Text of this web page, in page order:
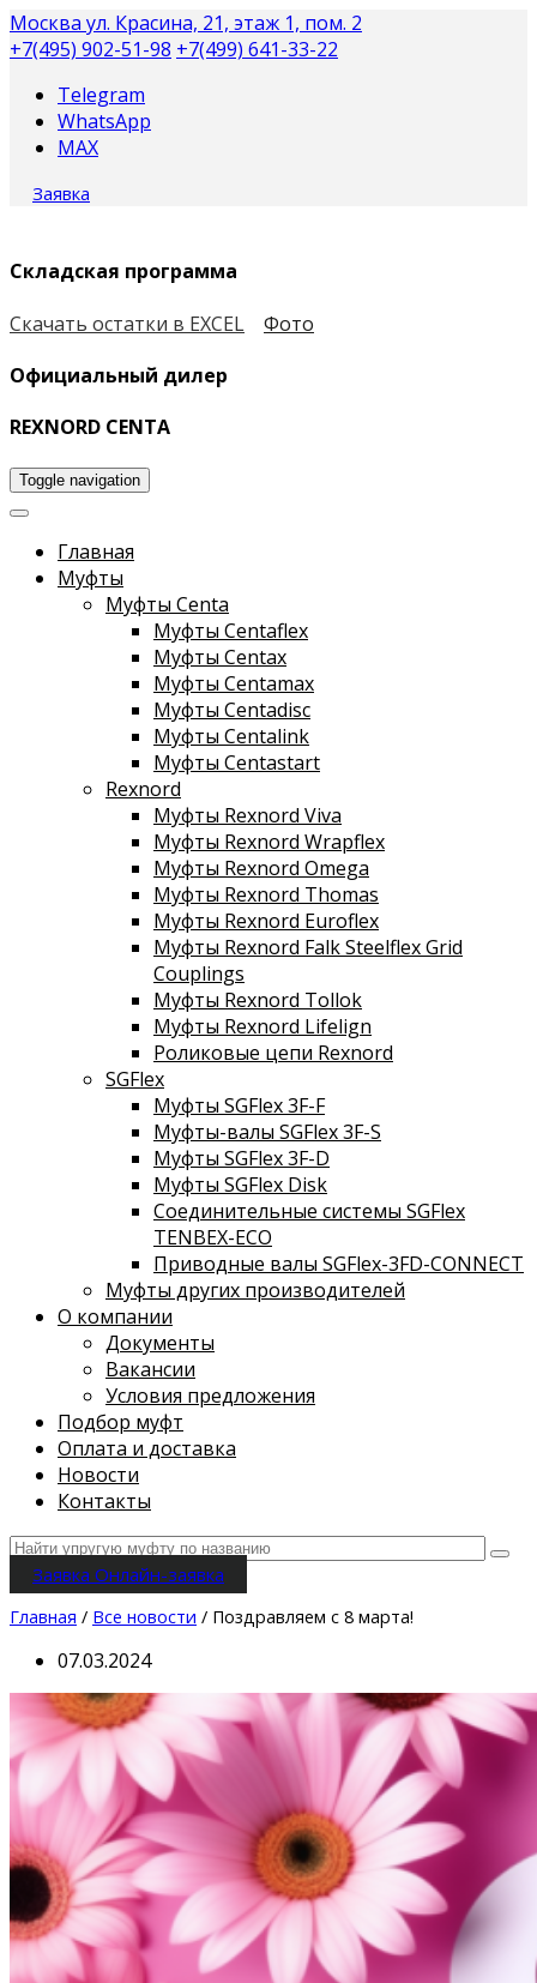
Москва ул. Красина, 21, этаж 1, пом. 2
+7(495) 902-51-98 +7(499) 641-33-22
Telegram
WhatsApp
MAX
Заявка
Складская программа
Скачать остатки в EXCEL
Фото
Официальный дилер
REXNORD CENTA
Toggle navigation
Главная
Муфты
Муфты Centa
Муфты Centaflex
Муфты Centax
Муфты Centamax
Муфты Centadisc
Муфты Centalink
Муфты Centastart
Rexnord
Муфты Rexnord Viva
Муфты Rexnord Wrapflex
Муфты Rexnord Omega
Муфты Rexnord Thomas
Муфты Rexnord Euroflex
Муфты Rexnord Falk Steelflex Grid
Couplings
Муфты Rexnord Tollok
Муфты Rexnord Lifelign
Роликовые цепи Rexnord
SGFlex
Муфты SGFlex 3F-F
Муфты-валы SGFlex 3F-S
Муфты SGFlex 3F-D
Муфты SGFlex Disk
Соединительные системы SGFlex
TENBEX-ECO
Приводные валы SGFlex-3FD-CONNECT
Муфты других производителей
О компании
Документы
Вакансии
Условия предложения
Подбор муфт
Оплата и доставка
Новости
Контакты
Заявка Онлайн-заявка
Главная / Все новости / Поздравляем с 8 марта!
07.03.2024